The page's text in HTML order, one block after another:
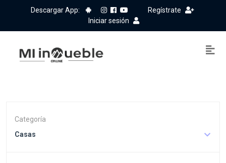
Descargar App:
Regístrate
Iniciar sesión
Categoría
Casas